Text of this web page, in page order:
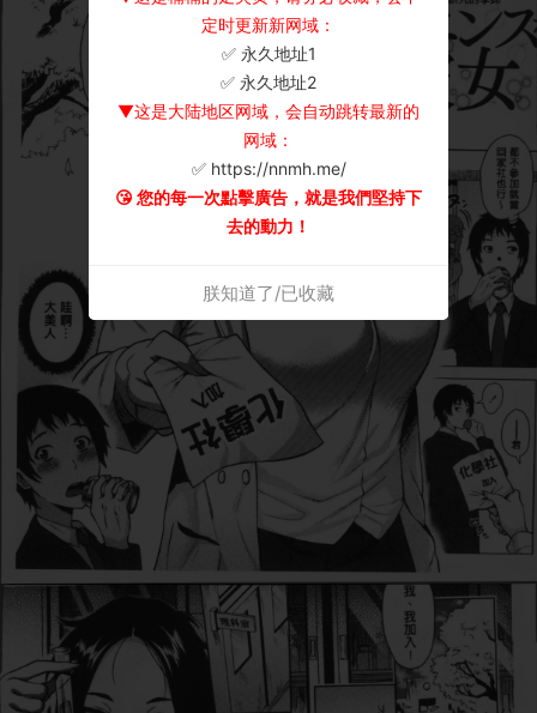
定时更新新网域：
✅ 永久地址1
✅ 永久地址2
▼这是大陆地区网域，会自动跳转最新的
网域：
✅ https://nnmh.me/
😘 您的每一次點擊廣告，就是我們堅持下
去的動力！
朕知道了/已收藏